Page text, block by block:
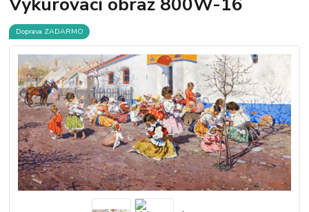
Doprava ZADARMO